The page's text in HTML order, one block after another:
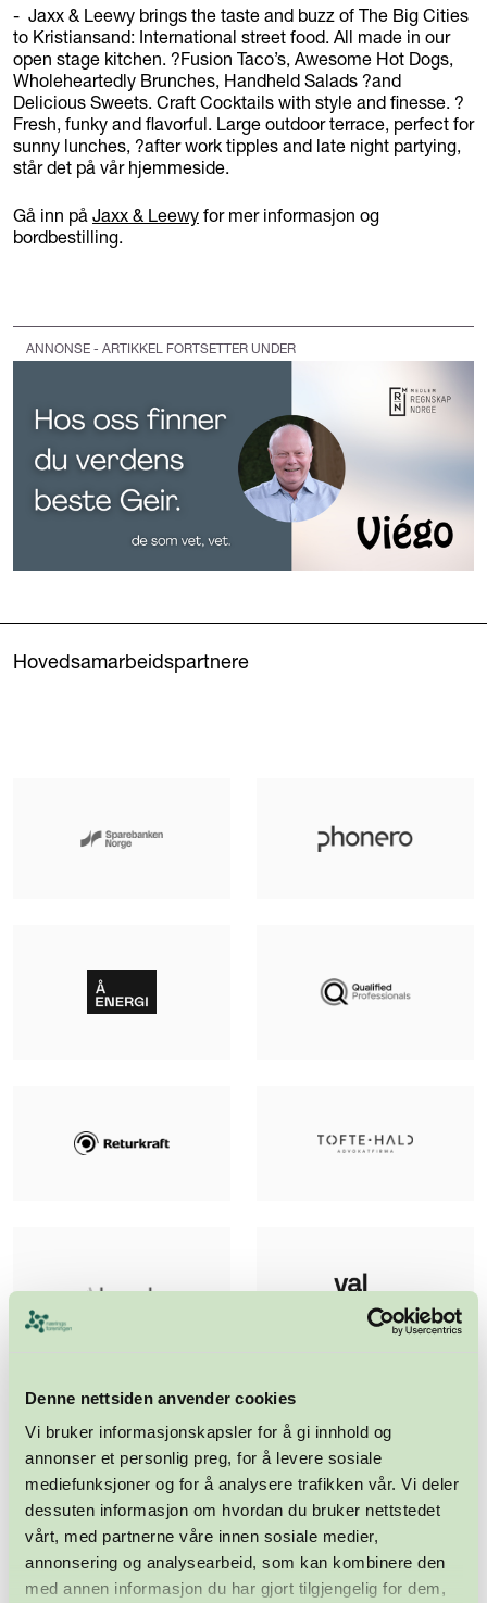
Denne nettsiden anvender cookies
Vi bruker informasjonskapsler for å gi innhold og
annonser et personlig preg, for å levere sosiale
mediefunksjoner og for å analysere trafikken vår. Vi deler
dessuten informasjon om hvordan du bruker nettstedet
vårt, med partnerne våre innen sosiale medier,
annonsering og analysearbeid, som kan kombinere den
med annen informasjon du har gjort tilgjengelig for dem,
- Jaxx & Leewy brings the taste and buzz of The Big Cities
to Kristiansand: International street food. All made in our
open stage kitchen. ?Fusion Taco’s, Awesome Hot Dogs,
Wholeheartedly Brunches, Handheld Salads ?and
Delicious Sweets. Craft Cocktails with style and finesse. ?
Fresh, funky and flavorful. Large outdoor terrace, perfect for
sunny lunches, ?after work tipples and late night partying,
står det på vår hjemmeside.
Gå inn på Jaxx & Leewy for mer informasjon og
bordbestilling.
ANNONSE - ARTIKKEL FORTSETTER UNDER
Hovedsamarbeidspartnere